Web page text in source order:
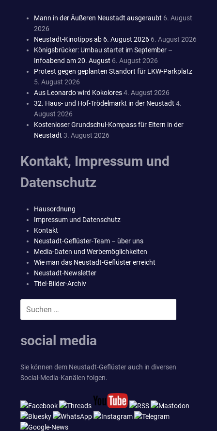
Mann in der Äußeren Neustadt ausgeraubt 6. August
2026
Neustadt-Kinotipps ab 6. August 2026 6. August 2026
Königsbrücker: Umbau startet im September –
Infoabend am 20. August 6. August 2026
Protest gegen geplanten Standort für LKW-Parkplatz
5. August 2026
Aus Leonardo wird Kokolores4. August 2026
32. Haus- und Hof-Trödelmarkt in der Neustadt 4.
August 2026
Kostenloser Grundschul-Kompass für Eltern in der
Neustadt 3. August 2026
Kontakt, Impressum und
Datenschutz
Hausordnung
Impressum und Datenschutz
Kontakt
Neustadt-Geflüster-Team – über uns
Media-Daten und Werbemöglichkeiten
Wie man das Neustadt-Geflüster erreicht
Neustadt-Newsletter
Titel-Bilder-Archiv
social media
Sie können dem Neustadt-Geflüster auch in diversen
Social-Media-Kanälen folgen.